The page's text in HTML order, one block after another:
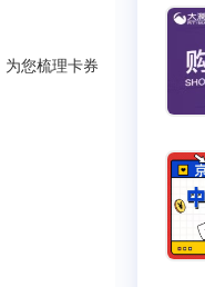
为您梳理卡券